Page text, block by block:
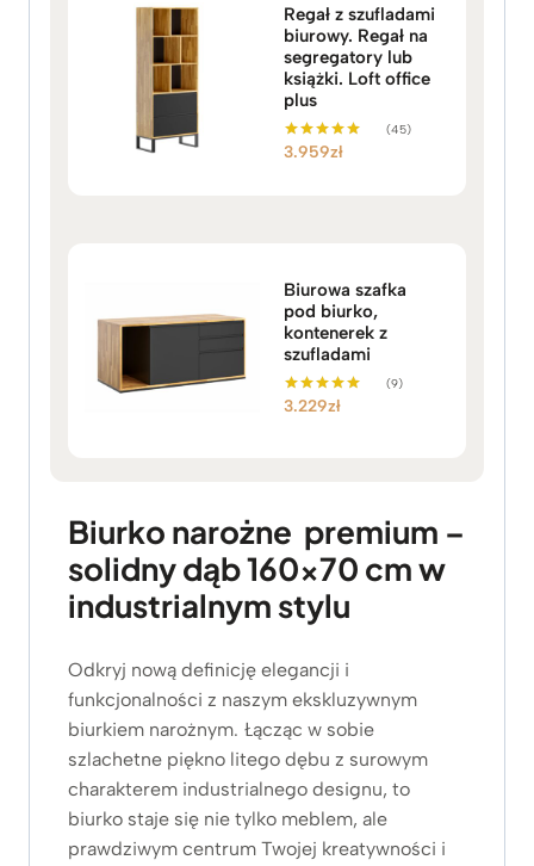
Regał z szufladami
biurowy. Regał na
segregatory lub
książki. Loft office
plus
Oceniono
(45)
3.959zł
Biurowa szafka
pod biurko,
kontenerek z
szufladami
Oceniono
(9)
3.229zł
Biurko narożne premium –
solidny dąb 160×70 cm w
industrialnym stylu
Odkryj nową definicję elegancji i
funkcjonalności z naszym ekskluzywnym
biurkiem narożnym. Łącząc w sobie
szlachetne piękno litego dębu z surowym
charakterem industrialnego designu, to
biurko staje się nie tylko meblem, ale
prawdziwym centrum Twojej kreatywności i